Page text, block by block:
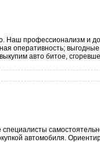
Наш профессионализм и
оперативность;
авто битое,
автомобиля.